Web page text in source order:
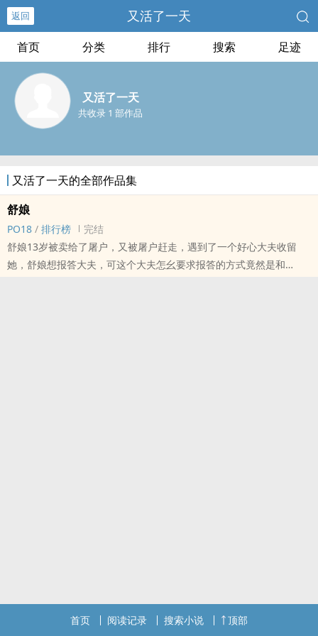
返回 又活了一天
首页 分类 排行 搜索 足迹
又活了一天
共收录 1 部作品
又活了一天的全部作品集
舒娘
PO18 / 排行榜
完结
舒娘13岁被卖给了屠户，又被屠户赶走，遇到了一个好心大夫收留
她，舒娘想报答大夫，可这个大夫怎幺要求报答的方式竟然是和
首页 阅读记录 搜索小说 顶部